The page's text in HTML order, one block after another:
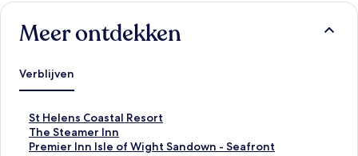
Meer ontdekken
Verblijven
St Helens Coastal Resort
L
i
n
The Steamer Inn
L
iPremier Inn Isle of Wight Sandown - Seafront
L